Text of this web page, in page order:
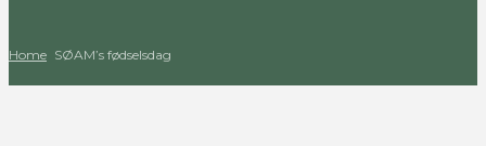
Home SØAM’s fødselsdag